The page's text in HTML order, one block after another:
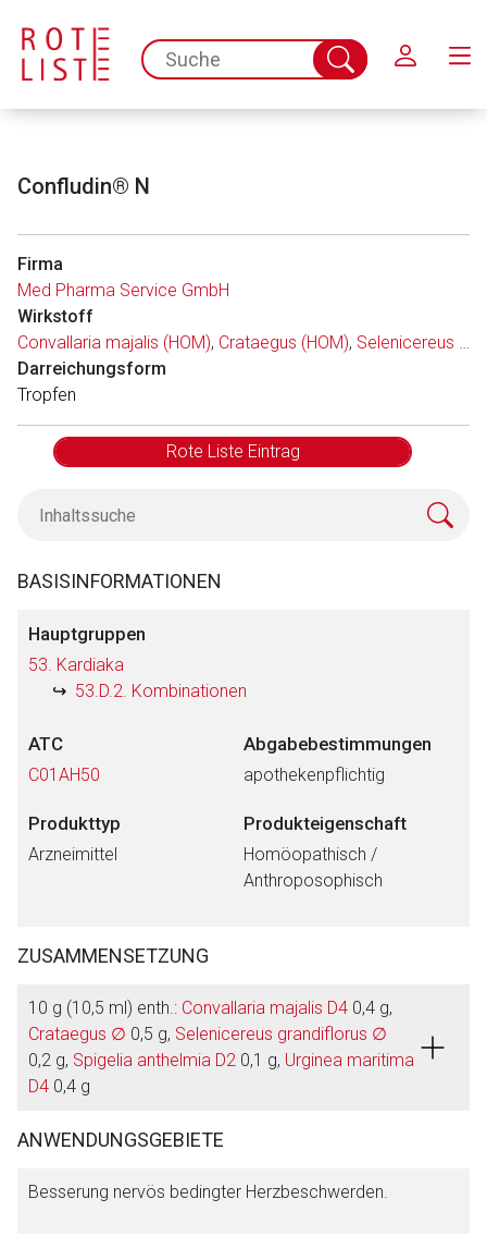
spc.search.input.placeholder
Suche
abschicken
Confludin® N
Firma
Med Pharma Service GmbH
Wirkstoff
Convallaria majalis (HOM), Crataegus (HOM), Selenicereus grandiflorus (HOM)
Darreichungsform
Tropfen
Rote Liste Eintrag
BASISINFORMATIONEN
Hauptgruppen
53. Kardiaka
53.D.2. Kombinationen
ATC
C01AH50
Abgabebestimmungen
apothekenpflichtig
Produkttyp
Arzneimittel
Produkteigenschaft
Homöopathisch /
Anthroposophisch
ZUSAMMENSETZUNG
10 g (10,5 ml) enth.: Convallaria majalis D4 0,4 g,
Crataegus ∅ 0,5 g, Selenicereus grandiflorus ∅
0,2 g, Spigelia anthelmia D2 0,1 g, Urginea maritima
D4 0,4 g
ANWENDUNGSGEBIETE
Besserung nervös bedingter Herzbeschwerden.
Aufruf einer externen Seite
Seite. Für die Inhalte der externen Web-Seite ist deren